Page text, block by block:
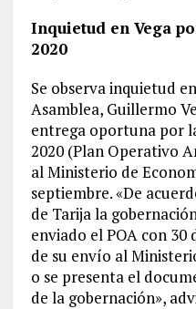
Inquietud en Vega
2020
Se observa inquietud
Asamblea, Guillermo
entrega oportuna por
2020 (Plan Operativo
al Ministerio de
septiembre. «De
de Tarija la
enviado el POA con
de su envío al
o se presenta el
de la gobernación»,